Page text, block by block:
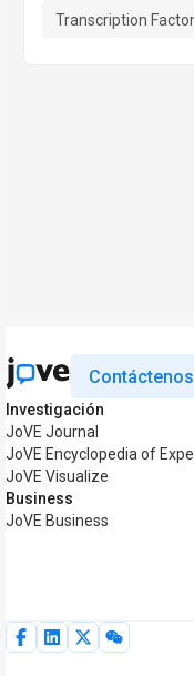
Transcription
Contáctenos
Investigación
JoVE Journal
JoVE Encyclopedia of
JoVE Visualize
Business
JoVE Business